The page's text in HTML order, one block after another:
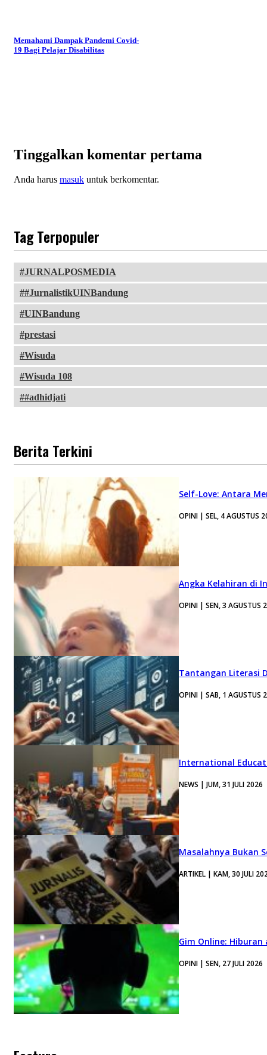
Memahami Dampak Pandemi Covid-
19 Bagi Pelajar Disabilitas
Tinggalkan komentar pertama
Anda harus masuk untuk berkomentar.
Tag Terpopuler
JURNALPOSMEDIA
#JurnalistikUINBandung
UINBandung
prestasi
Wisuda
Wisuda 108
#adhidjati
Berita Terkini
Self-Love: Antara
OPINI | SEL, 4 AGUSTUS
Angka Kelahiran di
OPINI | SEN, 3 AGUSTUS
Tantangan Literasi
OPINI | SAB, 1 AGUSTUS
International
NEWS | JUM, 31 JULI 2026
Masalahnya Bukan
ARTIKEL | KAM, 30 JULI
Gim Online:
OPINI | SEN, 27 JULI 2026